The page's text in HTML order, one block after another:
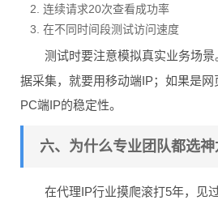
连续请求20次查看成功率
在不同时间段测试访问速度
测试时要注意模拟真实业务场
据采集，就要用移动端IP；如果是网
PC端IP的稳定性。
六、为什么专业团队都选神
在代理IP行业摸爬滚打5年，见